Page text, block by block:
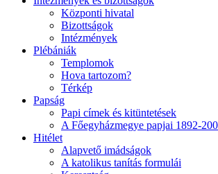
Központi hivatal
Bizottságok
Intézmények
Plébániák
Templomok
Hova tartozom?
Térkép
Papság
Papi címek és kitüntetések
A Főegyházmegye papjai 1892-
Hitélet
Alapvető imádságok
A katolikus tanítás formulái